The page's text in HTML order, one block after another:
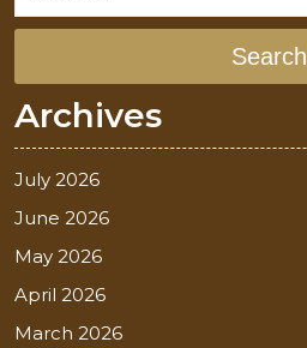
Search
Archives
July 2026
June 2026
May 2026
April 2026
March 2026